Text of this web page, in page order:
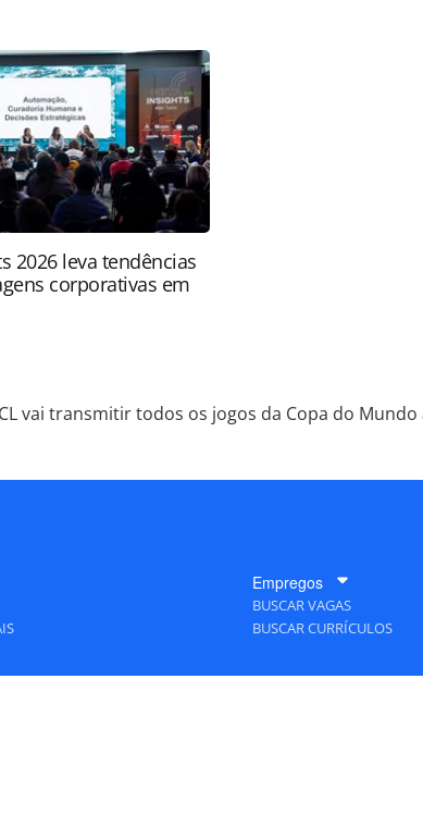
seus-navios_228102.html ou as ferramentas
produzido pela PANROTAS Editora é protegido
autoral. Não reproduza o conteúdo sem
2026 leva tendências
corporativas em
vai transmitir todos os jogos da Copa do
Empregos
BUSCAR VAGAS
BUSCAR CURRÍCULOS